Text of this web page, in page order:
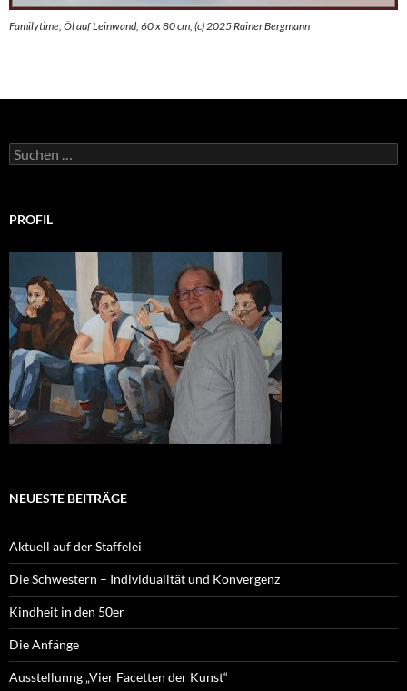
Familytime, Öl auf Leinwand, 60 x 80 cm, (c) 2025 Rainer Bergmann
Suchen
nach:
PROFIL
NEUESTE BEITRÄGE
Aktuell auf der Staffelei
Die Schwestern – Individualität und Konvergenz
Kindheit in den 50er
Die Anfänge
Ausstellunng „Vier Facetten der Kunst“